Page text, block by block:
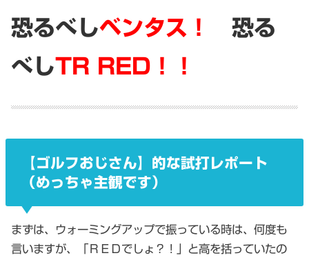
恐るべしベンタス！
恐る
べしTR RED！！
【ゴルフおじさん】的な試打レポート
（めっちゃ主観です）
まずは、ウォーミングアップで振っている時は、何度も
言いますが、「ＲＥＤでしょ？！」と高を括っていたの